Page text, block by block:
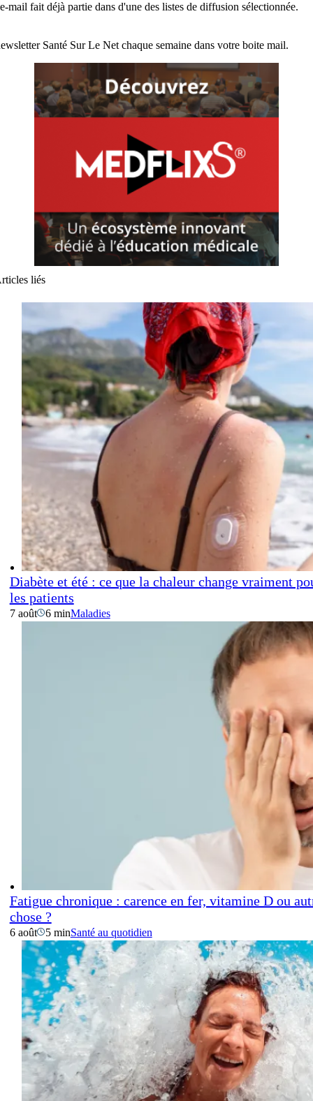
mail fait déjà partie dans d'une des listes de diffusion sélectionnée.
Santé Sur Le Net chaque semaine dans votre boite mail.
liés
Diabète et été : ce que la chaleur change vraiment
les patients
7 août 6 minMaladies
Fatigue chronique : carence en fer, vitamine D ou
chose ?
6 août 5 minSanté au quotidien